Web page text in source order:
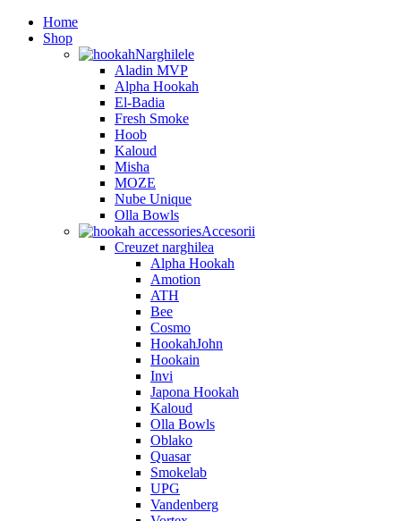
Home
Shop
Narghilele
Aladin MVP
Alpha Hookah
El-Badia
Fresh Smoke
Hoob
Kaloud
Misha
MOZE
Nube Unique
Olla Bowls
Accesorii
Creuzet narghilea
Alpha Hookah
Amotion
ATH
Bee
Cosmo
HookahJohn
Hookain
Invi
Japona Hookah
Kaloud
Olla Bowls
Oblako
Quasar
Smokelab
UPG
Vandenberg